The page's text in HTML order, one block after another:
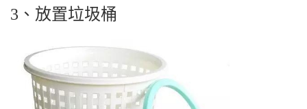
3、放置垃圾桶